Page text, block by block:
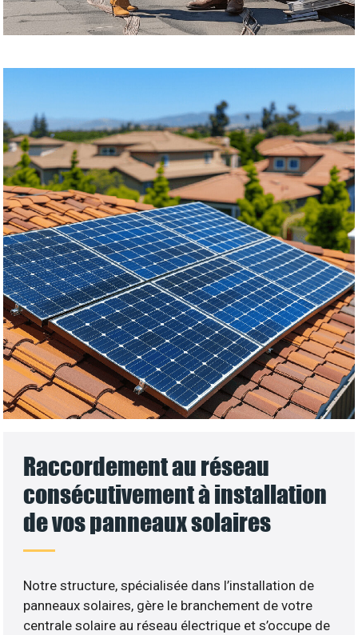
Raccordement au réseau
consécutivement à installation
de vos panneaux solaires
Notre structure, spécialisée dans l’installation de
panneaux solaires, gère le branchement de votre
centrale solaire au réseau électrique et s’occupe de